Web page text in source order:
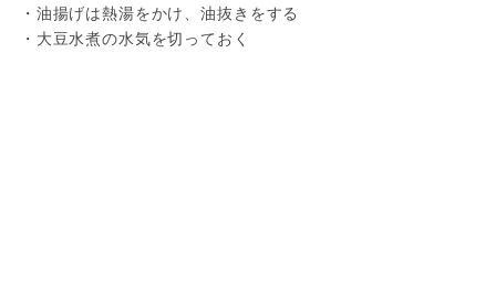
・油揚げは熱湯をかけ、油抜きをする
・大豆水煮の水気を切っておく